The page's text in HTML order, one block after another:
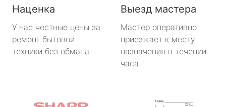
Наценка
У нас честные цены за
ремонт бытовой
техники без обмана.
Выезд мастера
Мастер оперативно
приезжает к месту
назначения в течении
часа.